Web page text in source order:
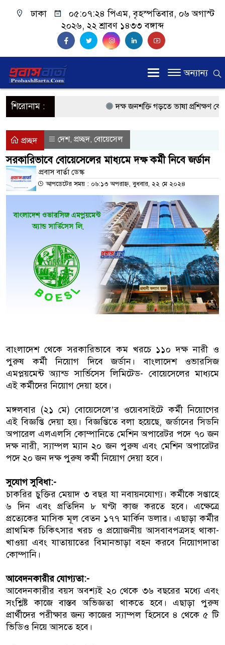
ঢাকা ০৫:০৭:২৫ পিএম, বৃহস্পতিবার, ০৬ অগাস্ট
২০২৬, ২২ শ্রাবণ ১৪৩৩ বঙ্গাব্দ
অন্যান্য
শিরোনাম : দক্ষ জনশক্তি গড়তে ভাষা প্রশিক্ষণ কেন্দ্র
প্রধানমন্ত্রী
প্রবাসী কল্যাণমন্ত্রী সিলেটের আরিফুল
মালয়েশিয়ায় কর্মী পাঠাতে রিক্রুটিং
মালয়েশিয়া বিমানবন্দরে ভুয়া ভিসায়
বাংলাদেশিরা
মালয়েশিয়ায় নথি জালিয়াতির অভিযোগে
কুয়ালালামপুরে বিশেষ অভিযানে
আটক
আগামী নির্বাচনে প্রবাসীদের
মালয়েশিয়ায় ড. মুহাম্মদ ইউনূসকে লাল
প্রচ্ছদ দেশ, প্রচ্ছদ, বোয়েসেল
সরকারিভাবে বোয়েসেলের মাধ্যমে দক্ষ কর্মী নিবে জর্ডান
প্রবাস বার্তা ডেস্ক
আপডেটের সময় : ০৬:১৩ অপরাহ্ন, বুধবার, ২২ মে ২০২৪
বাংলাদেশ থেকে সরকারিভাবে কম খরচে ১১০ দক্ষ নারী ও
পুরুষ কর্মী নিয়োগ দিবে জর্ডান। বাংলাদেশ ওভারসিজ
এমপ্লয়মেন্ট অ্যান্ড সার্ভিসেস লিমিটেড- বোয়েসেলের মাধ্যমে
এই কর্মীদের নিয়োগ দেয়া হবে।
মঙ্গলবার (২১ মে) বোয়েসেলে’র ওয়েবসাইটে কর্মী নিয়োগের
এই বিজ্ঞপ্তি দেয়া হয়। বিজ্ঞপ্তিতে বলা হয়েছে, জর্ডানের সিডনি
অপারেল এলএলসি কোম্পানিতে মেশিন অপারেটর পদে ৭০ জন
দক্ষ নারী, স্যাম্পল ম্যান ২০ জন পুরুষ এবং মেশিন অপারেটর
পদে ২০ জন দক্ষ পুরুষ কর্মী নিয়োগ দেয়া হবে।
সুযোগ সুবিধা:-
চাকরির চুক্তির মেয়াদ ৩ বছর যা নবায়নযোগ্য। কর্মীকে সপ্তাহে
৬ দিন এবং প্রতিদিন ৮ ঘণ্টা কাজ করতে হবে। এক্ষেত্রে
প্রত্যেকের মাসিক মূল বেতন ১৭৭ মার্কিন ডলার। এছাড়া কর্মীর
প্রাথমিক চিকিৎসার খরচ ও প্রয়োজনীয় আসবাবপত্রসহ থাকা-
খাওয়া এবং যাতায়াতের বিমানভাড়া বহন করবে নিয়োগদাতা
কোম্পানি।
আবেদনকারীর যোগ্যতা:-
আবেদনকারীর বয়স অবশ্যই ২০ থেকে ৩৬ বছরের মধ্যে এবং
সংশ্লিষ্ট কাজে বাস্তব অভিজ্ঞতা থাকতে হবে। এছাড়া পুরুষ
প্রার্থীদের পরীক্ষার জন্য কাজের স্যাম্পল হিসেবে ৪ থেকে ৫ টি
ভিডিও নিয়ে আসতে হবে।